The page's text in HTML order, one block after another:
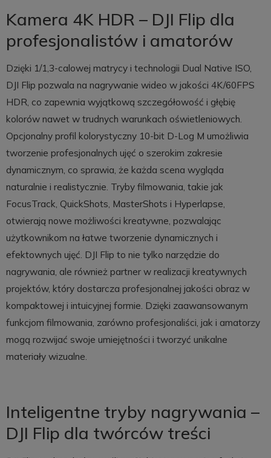
Kamera 4K HDR – DJI Flip dla
profesjonalistów i amatorów
Dzięki 1/1,3-calowej matrycy i technologii Dual Native ISO,
DJI Flip pozwala na nagrywanie wideo w jakości 4K/60FPS
HDR, co zapewnia wyjątkową szczegółowość i głębię
kolorów nawet w trudnych warunkach oświetleniowych.
Opcjonalny profil kolorystyczny 10-bit D-Log M umożliwia
tworzenie profesjonalnych ujęć o szerokim zakresie
dynamicznym, co sprawia, że każda scena wygląda
naturalnie i realistycznie. Tryby filmowania, takie jak
FocusTrack, QuickShots, MasterShots i Hyperlapse,
otwierają nowe możliwości kreatywne, pozwalając
użytkownikom na łatwe tworzenie dynamicznych i
efektownych ujęć. DJI Flip to nie tylko narzędzie do
nagrywania, ale również partner w realizacji kreatywnych
projektów, który dostarcza profesjonalnej jakości obraz w
kompaktowej i intuicyjnej formie. Dzięki zaawansowanym
funkcjom filmowania, zarówno profesjonaliści, jak i amatorzy
mogą rozwijać swoje umiejętności i tworzyć unikalne
materiały wizualne.
Inteligentne tryby nagrywania –
DJI Flip dla twórców treści